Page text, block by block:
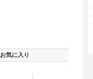
お気に入り